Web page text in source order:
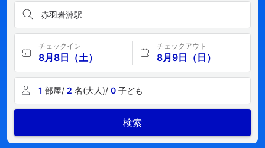
赤羽岩淵駅
チェックイン
8月8日（土）
チェックアウト
8月9日（日）
1 部屋/ 2 名(大人)/ 0 子ども
検索